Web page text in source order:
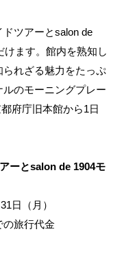
ツアーとsalon de
けます。館内を熟知し
れざる魅力をたっぷ
のモーニングプレー
府庁旧本館から1日
ーとsalon de 1904モ
日（月）
の旅行代金